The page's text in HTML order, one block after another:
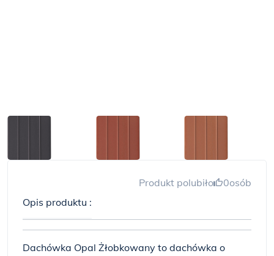
Produkt polubiło 0osób
Opis produktu :
Dachówka Opal Żłobkowany to dachówka o